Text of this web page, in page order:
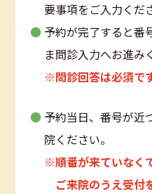
要事項をご入力くだ
予約が完了すると番
ま問診入力へお進み
※問診回答は必須です
予約当日、番号が近
院ください。
※順番が来ていなく
ご来院のうえ受付